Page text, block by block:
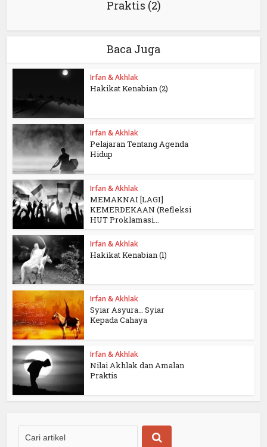
Praktis (2)
Baca Juga
Irfan & Akhlak
Hakikat Kenabian (2)
Irfan & Akhlak
Pelajaran Tentang Agenda
Hidup
Irfan & Akhlak
MEMAKNAI [LAGI]
KEMERDEKAAN (Refleksi
HUT Proklamasi...
Irfan & Akhlak
Hakikat Kenabian (1)
Irfan & Akhlak
Syiar Asyura… Syiar
Kepada Cahaya
Irfan & Akhlak
Nilai Akhlak dan Amalan
Praktis